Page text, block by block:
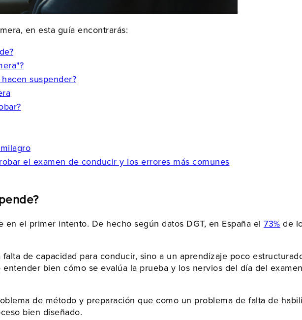
en esta guía encontrarás:
suspender?
el examen de conducir y los errores más comunes
el primer intento. De hecho según datos DGT, en España el 73% de
de capacidad para conducir, sino a un aprendizaje poco
bien cómo se evalúa la prueba y los nervios del día del
de método y preparación que como un problema de falta de
bien diseñado.